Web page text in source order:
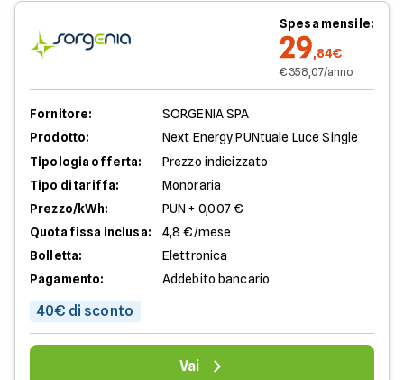
Spesa mensile:
29,84€
€ 358,07/anno
Fornitore:
SORGENIA SPA
Prodotto:
Next Energy PUNtuale Luce Single
Tipologia offerta:
Prezzo indicizzato
Tipo di tariffa:
Monoraria
Prezzo/kWh:
PUN + 0,007 €
Quota fissa inclusa:
4,8 €/mese
Bolletta:
Elettronica
Pagamento:
Addebito bancario
40€ di sconto
Vai